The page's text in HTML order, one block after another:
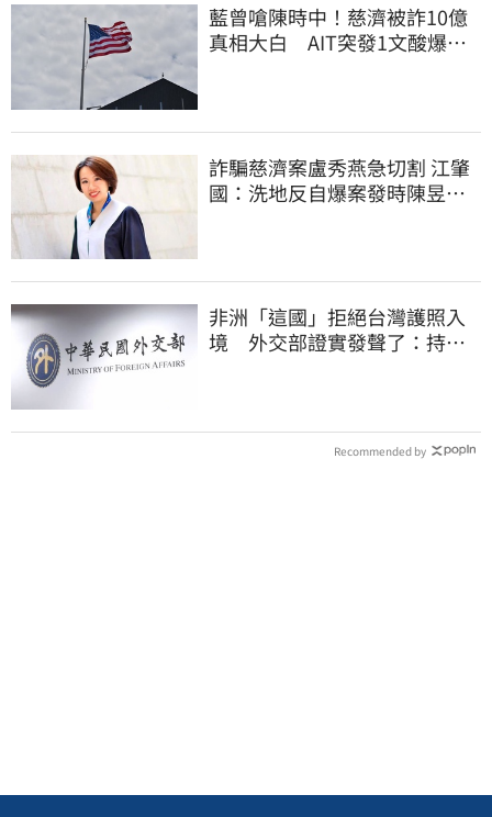
藍曾嗆陳時中！慈濟被詐10億
真相大白 AIT突發1文酸爆…
詐騙慈濟案盧秀燕急切割 江肇
國：洗地反自爆案發時陳昱瑄
非洲「這國」拒絕台灣護照入
境 外交部證實發聲了：持續
Recommended by